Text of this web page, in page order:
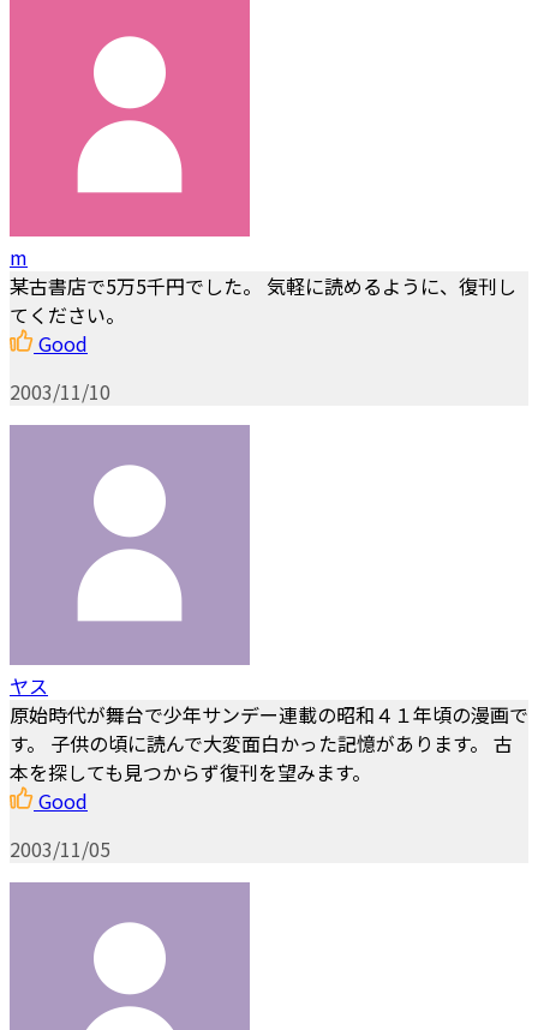
m
某古書店で5万5千円でした。 気軽に読めるように、復刊し
てください。
Good
2003/11/10
ヤス
原始時代が舞台で少年サンデー連載の昭和４１年頃の漫画で
す。 子供の頃に読んで大変面白かった記憶があります。 古
本を探しても見つからず復刊を望みます。
Good
2003/11/05